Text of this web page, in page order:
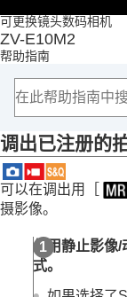
可更换镜头数码相机
ZV-E10M2
帮助指南
首页
如何使用“帮助指南”
检查相机和附件
基本操作
准备相机/基本拍摄操作
从MENU查找功能
使用拍摄功能
自定义相机
相机的自定
暂时更改
调出已注册的
可以在调出用
摄影像。
使用静止影像
式。